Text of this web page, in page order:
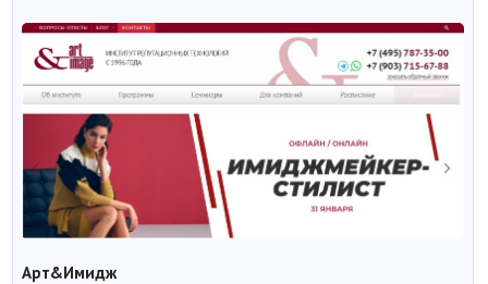
Арт&Имидж